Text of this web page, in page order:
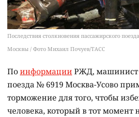
Последствия столкновения пассажирского
Москвы / Фото Михаил Почуев/ТАСС
ПоинформацииРЖД, машинист
поезда № 6919 Москва-Усово
торможение для того, чтобы
человека, который в тот момент